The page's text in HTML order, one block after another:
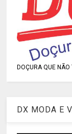
DOÇURA QUE NÃO
DX MODA E